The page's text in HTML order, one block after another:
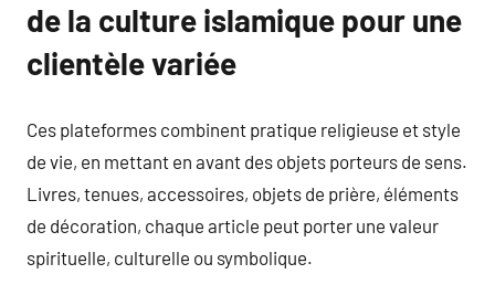
de la culture islamique pour une
clientèle variée
Ces plateformes combinent pratique religieuse et style
de vie, en mettant en avant des objets porteurs de sens.
Livres, tenues, accessoires, objets de prière, éléments
de décoration, chaque article peut porter une valeur
spirituelle, culturelle ou symbolique.